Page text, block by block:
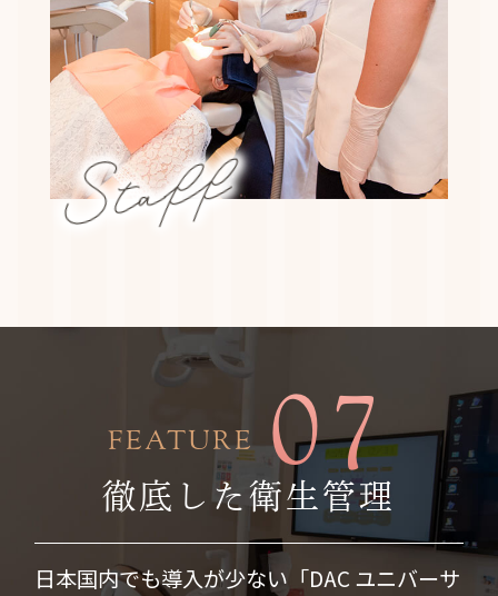
Staff
FEATURE 07
徹底した衛生管理
日本国内でも導入が少ない「DAC ユニバーサ